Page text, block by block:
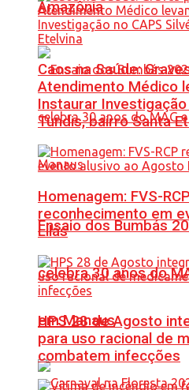
Amazônia
Ensaio dos Bumbás
celebra 30 anos do
em Manaus
Caos na Saúde:
Atendimento Médico
Instaurar
Tundis, bairro Santa
Homenagem: FVS-
reconhecimento em
Lilás
HPS 28 de Agosto
para uso racional de
combatem infecções